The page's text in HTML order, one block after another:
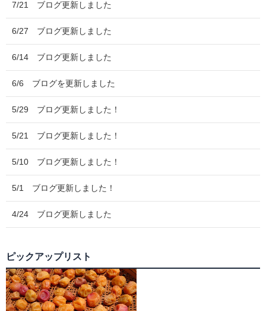
7/21 ブログ更新しました
6/27 ブログ更新しました
6/14 ブログ更新しました
6/6 ブログを更新しました
5/29 ブログ更新しました！
5/21 ブログ更新しました！
5/10 ブログ更新しました！
5/1 ブログ更新しました！
4/24 ブログ更新しました
ピックアップリスト